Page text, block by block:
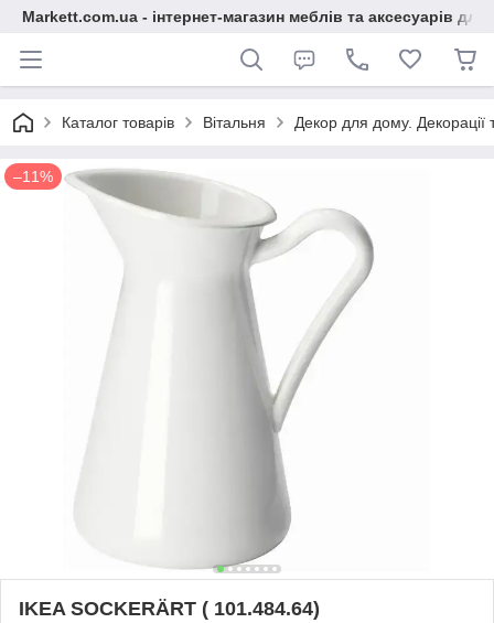
Markett.com.ua - інтернет-магазин меблів та аксесуарів для
Каталог товарів Вітальня Декор для дому. Декорації
–11%
IKEA SOCKERÄRT ( 101.484.64)